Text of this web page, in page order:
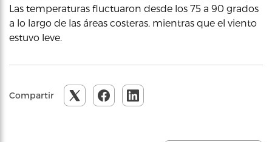
Las temperaturas fluctuaron desde los 75 a 90 grados
a lo largo de las áreas costeras, mientras que el viento
estuvo leve.
Compartir